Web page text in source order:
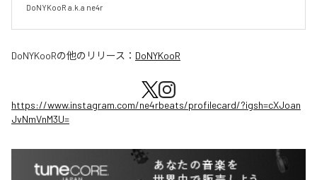
DoNYKooR a.k.a ne4r
DoNYKooRの他のリリース： DoNYKooR
https://www.instagram.com/ne4rbeats/profilecard/?igsh=cXJoan
JvNmVnM3U=